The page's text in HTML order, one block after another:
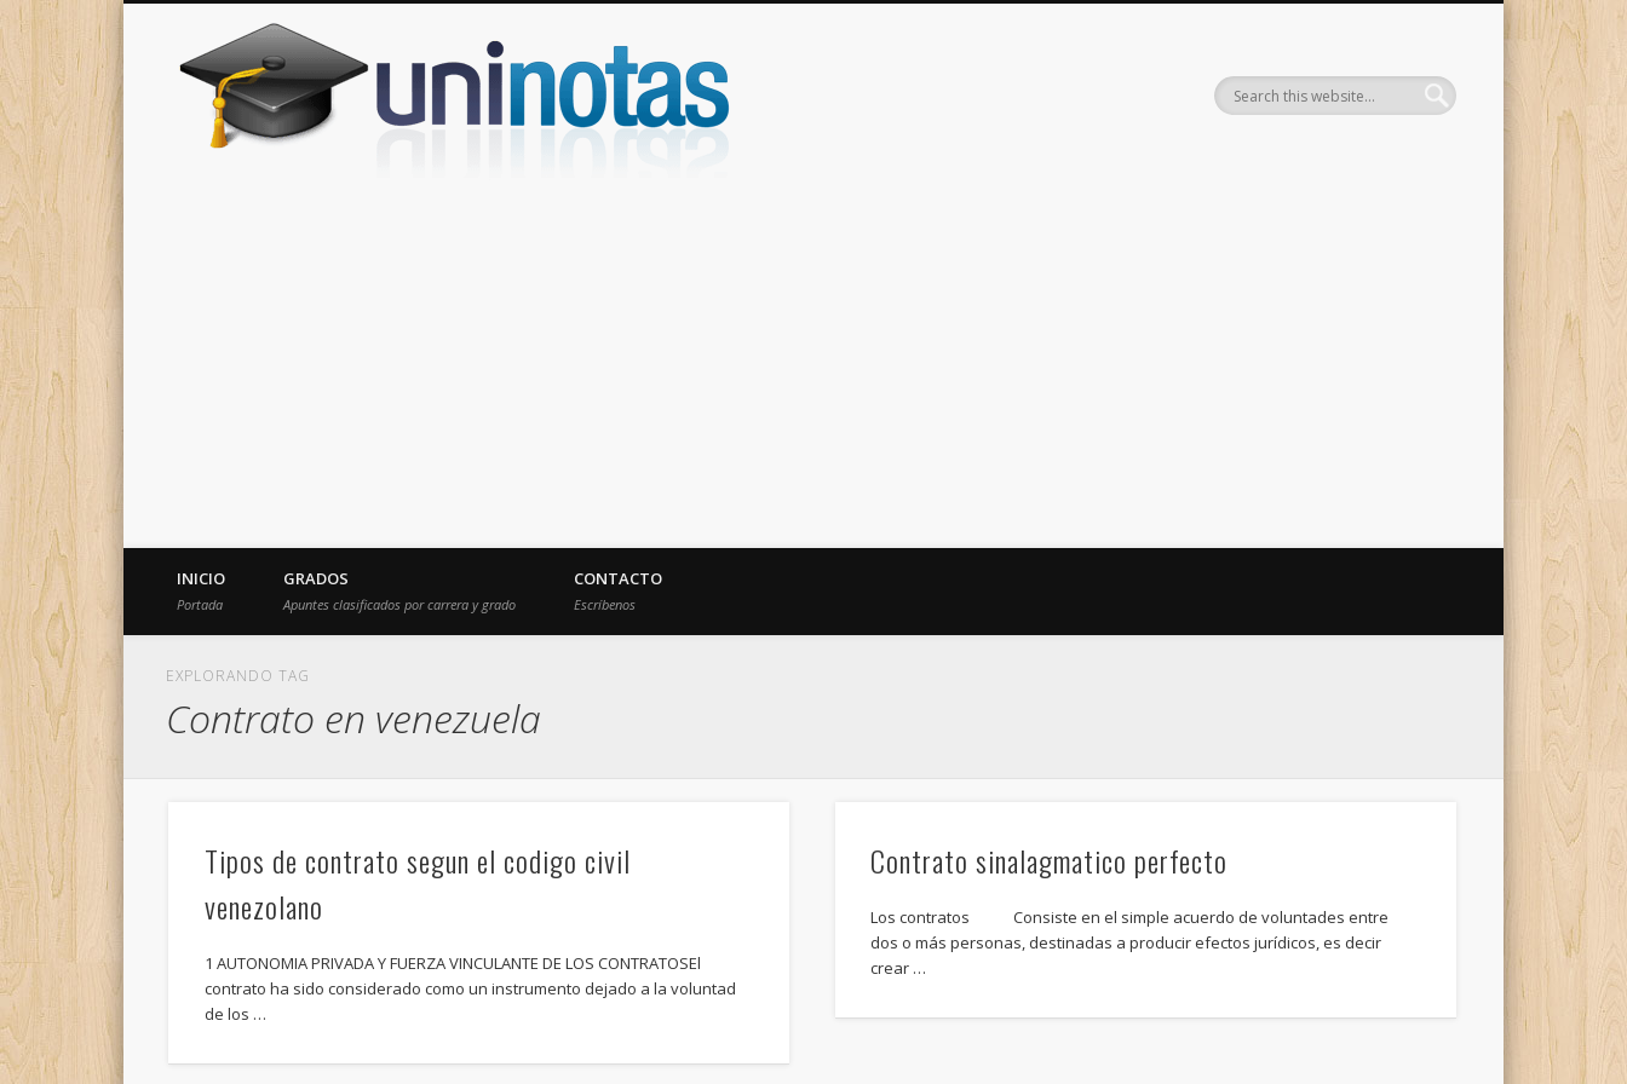
Donde encontrarás todas los apuntes de tu carrera
INICIO
Portada
GRADOS
Apuntes clasificados por carrera y grado
CONTACTO
Escríbenos
EXPLORANDO TAG
Contrato en venezuela
Tipos de contrato segun el codigo civil
venezolano
1 AUTONOMIA PRIVADA Y FUERZA VINCULANTE DE LOS CONTRATOSEl
contrato ha sido considerado como un instrumento dejado a la voluntad
de los …
Contrato sinalagmatico perfecto
Los contratos Consiste en el simple acuerdo de voluntades entre
dos o más personas, destinadas a producir efectos jurídicos, es decir
crear …